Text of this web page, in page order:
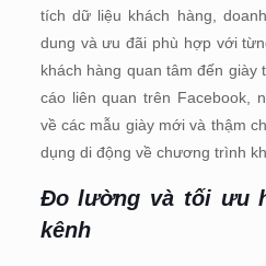
tích dữ liệu khách hàng,
dung và ưu đãi phù hợp với
khách hàng quan tâm đến giày
cáo liên quan trên Facebook,
về các mẫu giày mới và thậm
dụng di động về chương trình
Đo lường và tối ưu
kênh